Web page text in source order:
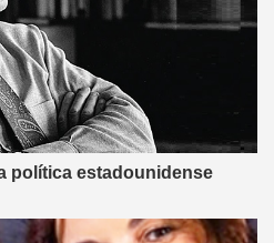
política estadounidense